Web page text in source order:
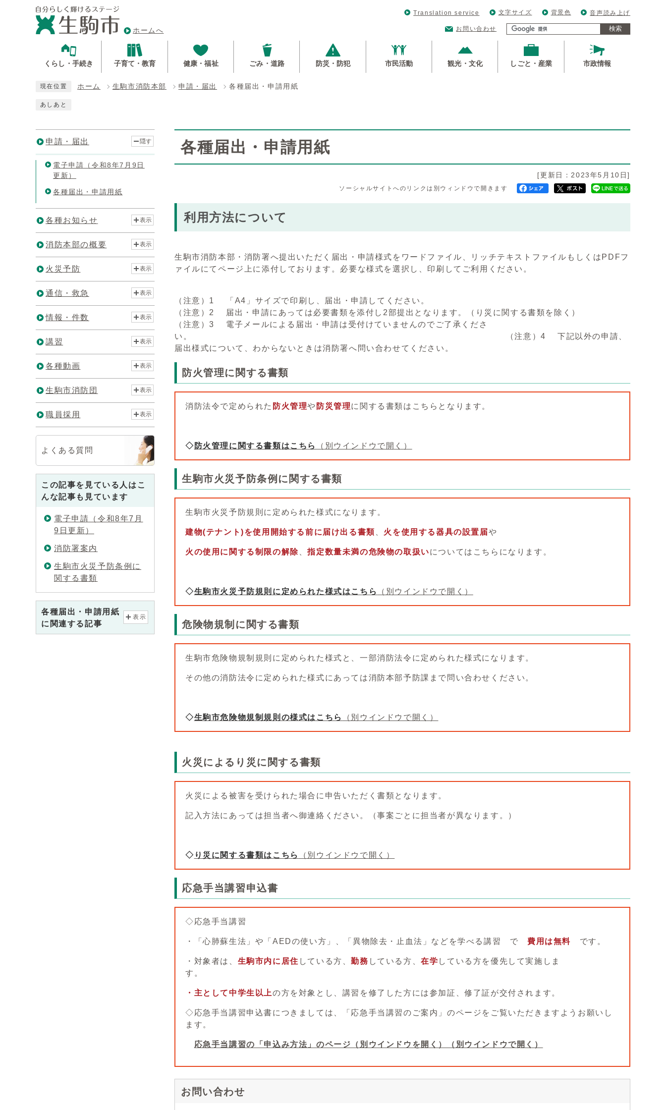
ホームへ
Translation service 文字サイズ 背景色 音声読み上げ
お問い合わせ 検索
くらし・手続き 子育て・教育 健康・福祉 ごみ・道路 防災・防犯 市民活動 観光・文化 しごと・産業 市政情報
現在位置 ホーム 生駒市消防本部 申請・届出 各種届出・申請用紙
あしあと
各種届出・申請用紙
[更新日：2023年5月10日]
ソーシャルサイトへのリンクは別ウィンドウで開きます
利用方法について
生駒市消防本部・消防署へ提出いただく届出・申請様式をワードファイル、リッチテキストファイルもしくはPDFフ
ァイルにてページ上に添付しております。必要な様式を選択し、印刷してご利用ください。
（注意）1 「A4」サイズで印刷し、届出・申請してください。
（注意）2 届出・申請にあっては必要書類を添付し2部提出となります。（り災に関する書類を除く）
（注意）3 電子メールによる届出・申請は受付けていませんのでご了承くださ
い。 （注意）4 下記以外の申請、
届出様式について、わからないときは消防署へ問い合わせてください。
防火管理に関する書類
消防法令で定められた 防火管理や 防災管理に関する書類はこちらとなります。
◇ 防火管理に関する書類はこちら （別ウインドウで開く）
生駒市火災予防条例に関する書類
生駒市火災予防規則に定められた様式になります。
建物(テナント)を使用開始する前に届け出る書類 火を使用する器具の設置届や
火の使用に関する制限の解除 、指定数量未満の危険物の取扱いについてはこちらになります。
◇生駒市火災予防規則に定められた様式はこちら （別ウインドウで開く）
危険物規制に関する書類
生駒市危険物規制規則に定められた様式と、一部消防法令に定められた様式になります。
その他の消防法令に定められた様式にあっては消防本部予防課まで問い合わせください。
◇生駒市危険物規制規則の様式はこちら （別ウインドウで開く）
火災によるり災に関する書類
火災による被害を受けられた場合に申告いただく書類となります。
記入方法にあっては担当者へ御連絡ください。（事案ごとに担当者が異なります。）
◇ り災に関する書類はこちら （別ウインドウで開く）
応急手当講習申込書
◇応急手当講習
・「心肺蘇生法」や「AEDの使い方」、「異物除去・止血法」などを学べる講習 で 費用は無料 です。
・対象者は、 生駒市内に居住 している方、勤務 している方、在学 している方を優先して実施しま
す。
・主として中学生以上の方を対象とし、講習を修了した方には参加証、修了証が交付されます。
◇応急手当講習申込書につきましては、「応急手当講習のご案内」のページをご覧いただきますようお願いし
ます。
応急手当講習の「申込み方法」のページ（別ウインドウを開く） （別ウインドウで開く）
お問い合わせ
申請・届出 隠す
電子申請（令和8年7月9日
更新）
各種届出・申請用紙
各種お知らせ 表示
消防本部の概要 表示
火災予防 表示
通信・救急 表示
情報・件数 表示
講習 表示
各種動画 表示
生駒市消防団 表示
職員採用 表示
よくある質問
この記事を見ている人はこ
んな記事も見ています
電子申請（令和8年7月
9日更新）
消防署案内
生駒市火災予防条例に
関する書類
各種届出・申請用紙
に関連する記事
表示